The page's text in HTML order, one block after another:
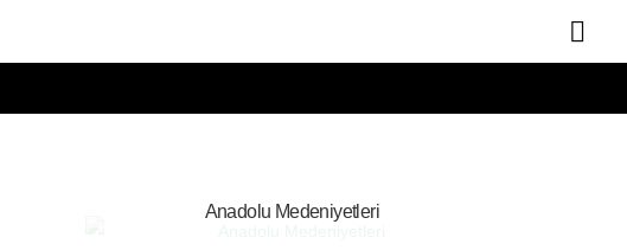
Anadolu Medeniyetleri